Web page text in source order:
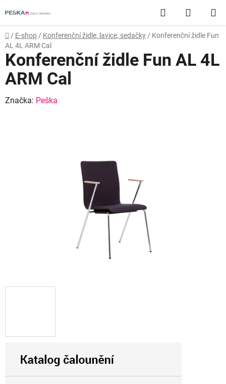
na
obsah
Hledat
KOŠÍK
Domů
/ E-shop / Konferenční židle, lavice, sedačky / Konferenční židle Fun
AL 4L ARM Cal
Konferenční židle Fun AL 4L
ARM Cal
Značka: Peška